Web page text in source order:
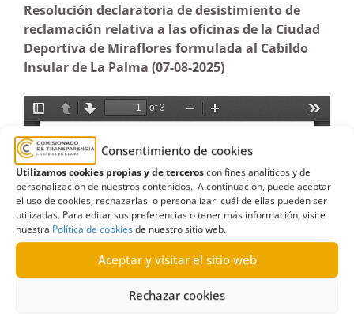
Consentimiento de cookies
Utilizamos cookies propias y de terceroscon fines analíticos y de
personalización de nuestros contenidos. A continuación, puede aceptar
el uso de cookies, rechazarlas o personalizar cuál de ellas pueden ser
utilizadas. Para editar sus preferencias o tener más información, visite
nuestra Política de cookiesde nuestro sitio web.
Aceptar y visitar el sitio web
Rechazar cookies
Resolución declaratoria de desistimiento de
reclamación relativa a las oficinas de la Ciudad
Deportiva de Miraflores formulada al Cabildo
Insular de La Palma (07-08-2025)